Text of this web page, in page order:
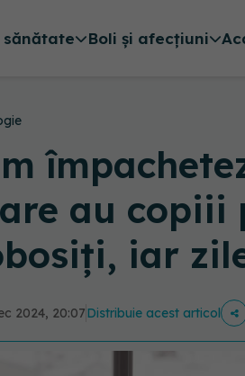
sănătate Boli și afecțiuni
au copiii
iar
2024, 20:07Distribuie acest articol